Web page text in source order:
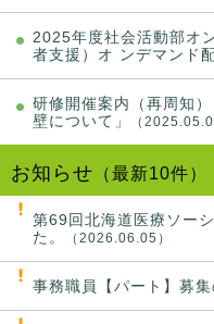
2025年度社会活動部オ
者支援）オ ンデマンド
研修開催案内（再周知
壁について」
（
お知らせ （最新10件）
第69回北海道医療ソー
た。
（2026.06.05）
事務職員【パート】募